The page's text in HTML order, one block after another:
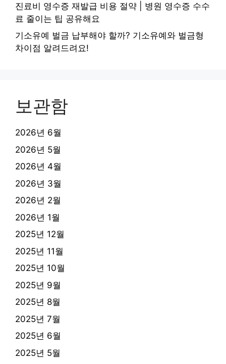
진료비 영수증 재발급 비용 절약 | 병원 영수증 수수
료 줄이는 팁 공유해요
기소유예 벌금 납부해야 할까? 기소유예와 벌금형
차이점 알려드려요!
보관함
2026년 6월
2026년 5월
2026년 4월
2026년 3월
2026년 2월
2026년 1월
2025년 12월
2025년 11월
2025년 10월
2025년 9월
2025년 8월
2025년 7월
2025년 6월
2025년 5월